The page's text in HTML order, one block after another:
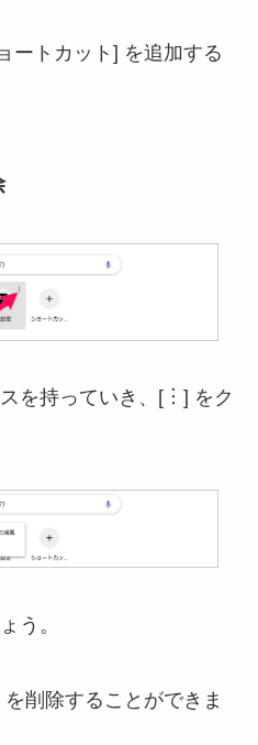
ートカット] を追加する
を持っていき、[︙] をク
う。
削除することができま